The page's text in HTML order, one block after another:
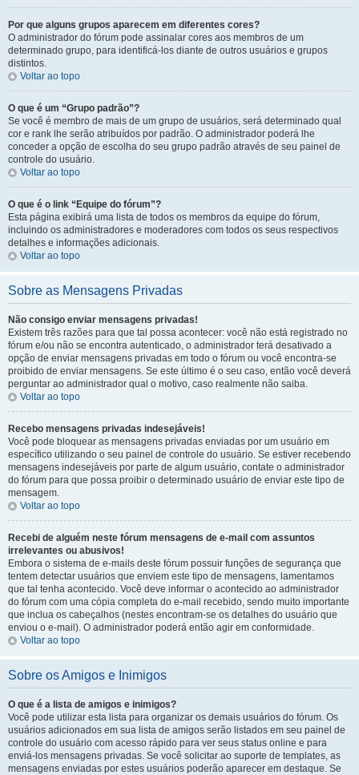
Por que alguns grupos aparecem em diferentes cores?
O administrador do fórum pode assinalar cores aos membros de um
determinado grupo, para identificá-los diante de outros usuários e grupos
distintos.
Voltar ao topo
O que é um “Grupo padrão”?
Se você é membro de mais de um grupo de usuários, será determinado qual
cor e rank lhe serão atribuídos por padrão. O administrador poderá lhe
conceder a opção de escolha do seu grupo padrão através de seu painel de
controle do usuário.
Voltar ao topo
O que é o link “Equipe do fórum”?
Esta página exibirá uma lista de todos os membros da equipe do fórum,
incluindo os administradores e moderadores com todos os seus respectivos
detalhes e informações adicionais.
Voltar ao topo
Sobre as Mensagens Privadas
Não consigo enviar mensagens privadas!
Existem três razões para que tal possa acontecer: você não está registrado no
fórum e/ou não se encontra autenticado, o administrador terá desativado a
opção de enviar mensagens privadas em todo o fórum ou você encontra-se
proibido de enviar mensagens. Se este último é o seu caso, então você deverá
perguntar ao administrador qual o motivo, caso realmente não saiba.
Voltar ao topo
Recebo mensagens privadas indesejáveis!
Você pode bloquear as mensagens privadas enviadas por um usuário em
específico utilizando o seu painel de controle do usuário. Se estiver recebendo
mensagens indesejáveis por parte de algum usuário, contate o administrador
do fórum para que possa proibir o determinado usuário de enviar este tipo de
mensagem.
Voltar ao topo
Recebi de alguém neste fórum mensagens de e-mail com assuntos
irrelevantes ou abusivos!
Embora o sistema de e-mails deste fórum possuir funções de segurança que
tentem detectar usuários que enviem este tipo de mensagens, lamentamos
que tal tenha acontecido. Você deve informar o acontecido ao administrador
do fórum com uma cópia completa do e-mail recebido, sendo muito importante
que inclua os cabeçalhos (nestes encontram-se os detalhes do usuário que
enviou o e-mail). O administrador poderá então agir em conformidade.
Voltar ao topo
Sobre os Amigos e Inimigos
O que é a lista de amigos e inimigos?
Você pode utilizar esta lista para organizar os demais usuários do fórum. Os
usuários adicionados em sua lista de amigos serão listados em seu painel de
controle do usuário com acesso rápido para ver seus status online e para
enviá-los mensagens privadas. Se você solicitar ao suporte de templates, as
mensagens enviadas por estes usuários poderão aparecer em destaque. Se